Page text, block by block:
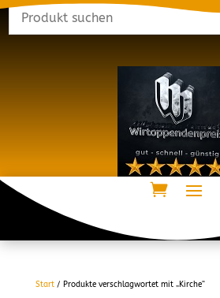
Start/ Produkte verschlagwortet mit „Kirche“